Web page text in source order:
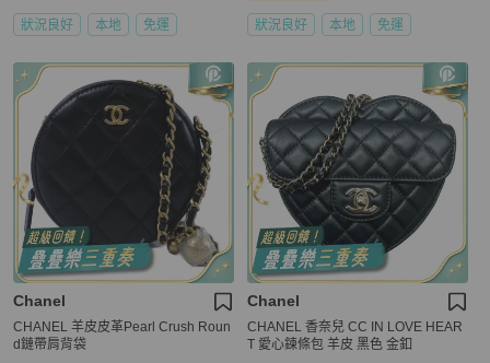
狀況良好 本地 免運 狀況良好 本地 免運
Chanel
CHANEL 羊皮皮革Pearl Crush Roun
d鏈帶肩背袋
Chanel
CHANEL 香奈兒 CC IN LOVE HEAR
T 愛心鍊條包 羊皮 黑色 金釦